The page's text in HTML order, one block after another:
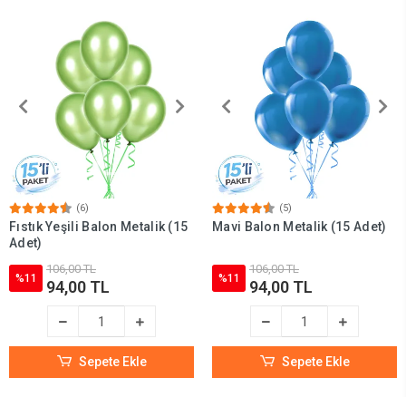
(6)
Fıstık Yeşili Balon Metalik (15
Adet)
%11
106,00 TL
94,00 TL
Sepete Ekle
(5)
Mavi Balon Metalik (15 Adet)
%11
106,00 TL
94,00 TL
Sepete Ekle